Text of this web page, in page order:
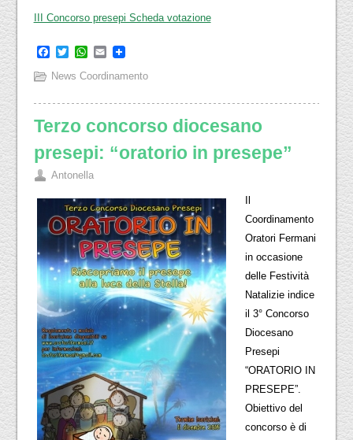
III Concorso presepi Scheda votazione
Facebook
TwitterWhatsApp
Email
News Coordinamento
Terzo concorso diocesano
presepi: “oratorio in presepe”
Antonella
Il
Coordinamento
Oratori Fermani
in occasione
delle Festività
Natalizie indice
il 3° Concorso
Diocesano
Presepi
“ORATORIO IN
PRESEPE”.
Obiettivo del
concorso è di